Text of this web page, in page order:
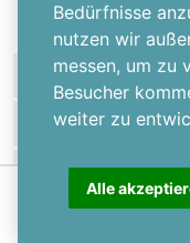
Bedürfnisse
nutzen wir
messen, um zu
Besucher
weiter zu
Alle
HILFE
MEHR ÜBER